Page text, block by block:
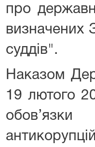
про
визначених
суддів".
Наказом
19 лютого